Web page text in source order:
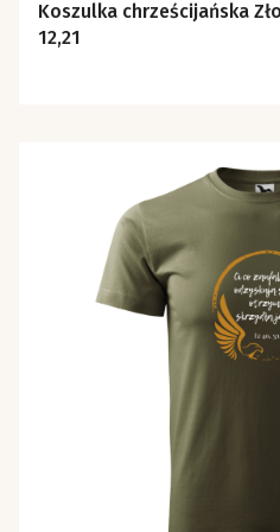
Koszulka chrześcijańska
12,21